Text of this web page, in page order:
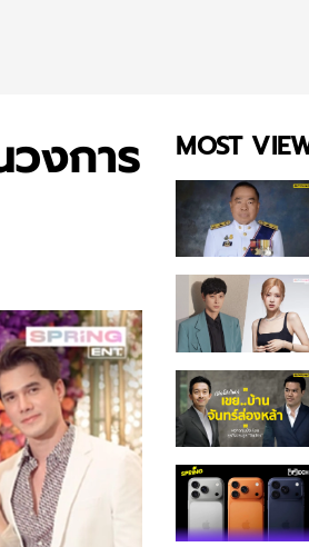
งการ MOST